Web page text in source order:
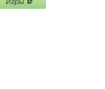
Игры ⚽